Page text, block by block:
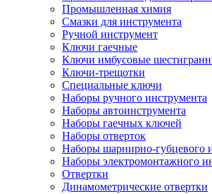
Промышленная химия
Смазки для инструмента
Ручной инструмент
Ключи гаечные
Ключи имбусовые
Ключи-трещотки
Специальные ключи
Наборы ручного инструмента
Наборы автоинструмента
Наборы гаечных ключей
Наборы отверток
Наборы шарнирно-губцевого
Наборы электромонтажного
Отвертки
Динамометрические отвертки